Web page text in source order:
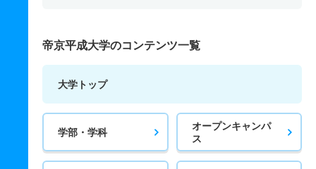
帝京平成大学のコンテンツ一覧
大学トップ
学部・学科
オープンキャンパ
ス